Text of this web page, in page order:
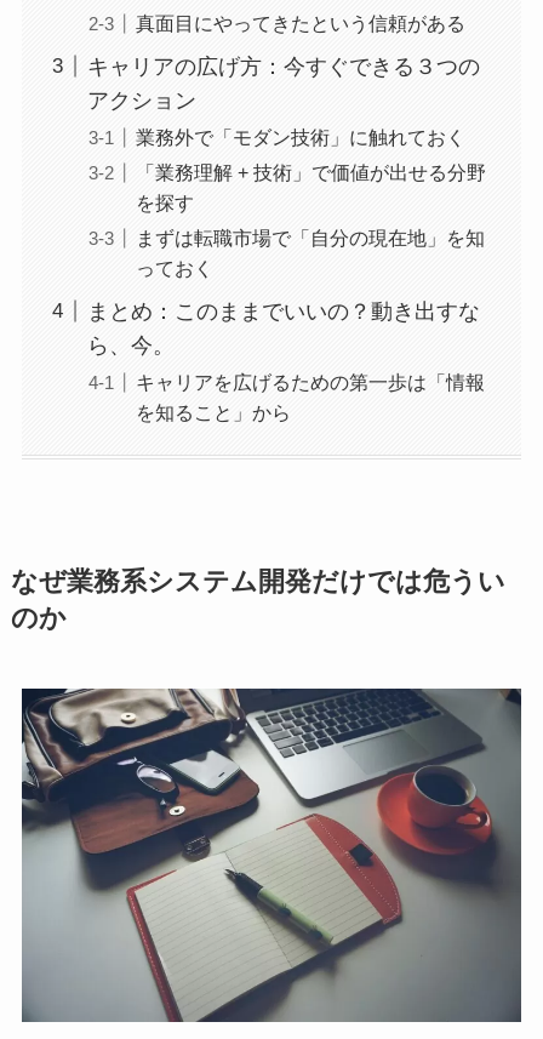
真面目にやってきたという信頼がある
キャリアの広げ方：今すぐできる３つの
アクション
業務外で「モダン技術」に触れておく
「業務理解 + 技術」で価値が出せる分野
を探す
まずは転職市場で「自分の現在地」を知
っておく
まとめ：このままでいいの？動き出すな
ら、今。
キャリアを広げるための第一歩は「情報
を知ること」から
なぜ業務系システム開発だけでは危うい
のか